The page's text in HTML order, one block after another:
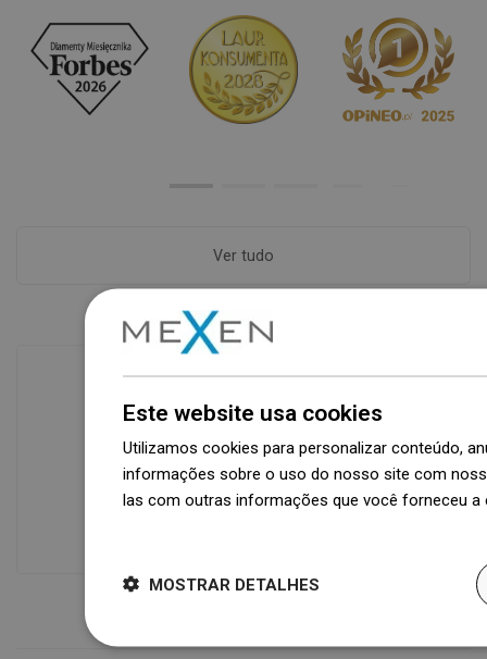
Ver tudo
Disponibilidade de mercadorias
Um moderno centro logístico com área
de 31.000 m² e mais de 68.000 paletes
oferece mais de 1.500.000 peças de
Este website usa cookies
Utilizamos cookies para personalizar conteúdo,
informações sobre o uso do nosso site com
las com outras informações que você forneceu
MOSTRAR DETALHES